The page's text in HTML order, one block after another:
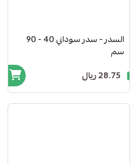
السدر - سدر سوداني 40 - 90
سم
28.75 ريال